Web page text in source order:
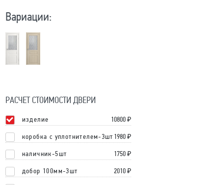
Вариации:
РАСЧЕТ СТОИМОСТИ ДВЕРИ
изделие 10800₽
коробка с уплотнителем-3шт 1980 ₽
наличник-5шт 1750 ₽
добор 100мм-3шт 2010 ₽